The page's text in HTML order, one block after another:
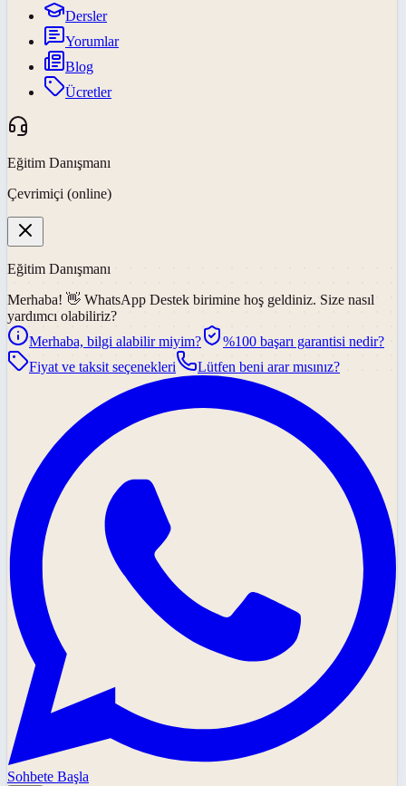
Dersler
Yorumlar
Blog
Ücretler
Eğitim Danışmanı
Çevrimiçi (online)
Eğitim Danışmanı
Merhaba! 👋 WhatsApp Destek birimine hoş geldiniz. Size nasıl
yardımcı olabiliriz?
Merhaba, bilgi alabilir miyim?
%100 başarı garantisi nedir?
Fiyat ve taksit seçenekleri
Lütfen beni arar mısınız?
Sohbete Başla